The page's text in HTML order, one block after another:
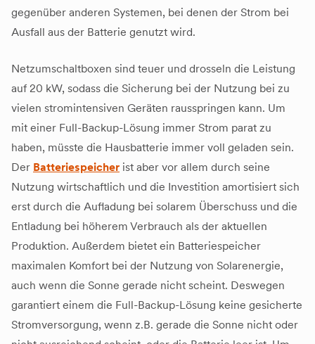
gegenüber anderen Systemen, bei denen der Strom bei
Ausfall aus der Batterie genutzt wird.
Netzumschaltboxen sind teuer und drosseln die Leistung
auf 20 kW, sodass die Sicherung bei der Nutzung bei zu
vielen stromintensiven Geräten rausspringen kann. Um
mit einer Full-Backup-Lösung immer Strom parat zu
haben, müsste die Hausbatterie immer voll geladen sein.
Der Batteriespeicher ist aber vor allem durch seine
Nutzung wirtschaftlich und die Investition amortisiert sich
erst durch die Aufladung bei solarem Überschuss und die
Entladung bei höherem Verbrauch als der aktuellen
Produktion. Außerdem bietet ein Batteriespeicher
maximalen Komfort bei der Nutzung von Solarenergie,
auch wenn die Sonne gerade nicht scheint. Deswegen
garantiert einem die Full-Backup-Lösung keine gesicherte
Stromversorgung, wenn z.B. gerade die Sonne nicht oder